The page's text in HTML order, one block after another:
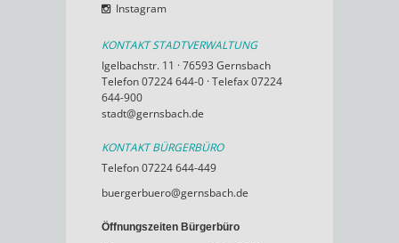
Instagram
KONTAKT STADTVERWALTUNG
Igelbachstr. 11 · 76593 Gernsbach
Telefon 07224 644-0 · Telefax 07224
644-900
stadt@gernsbach.de
KONTAKT BÜRGERBÜRO
Telefon 07224 644-449
buergerbuero@gernsbach.de
Öffnungszeiten Bürgerbüro